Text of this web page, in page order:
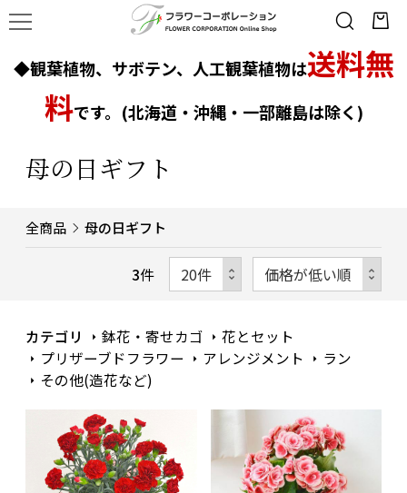
◆観葉植物、サボテン、人工観葉植物は送料無
料です。(北海道・沖縄・一部離島は除く)
母の日ギフト
全商品 母の日ギフト
3件
カテゴリ 鉢花・寄せカゴ
花とセット
プリザーブドフラワー
アレンジメント
ラン
その他(造花など)